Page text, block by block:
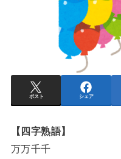
ポスト シェア
【四字熟語】
万万千千